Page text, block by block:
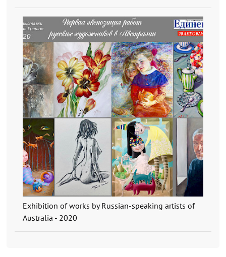
Exhibition of works by Russian-speaking artists of
Australia - 2020